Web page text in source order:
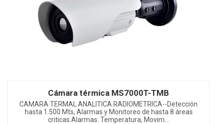
Cámara térmica MS7000T-TMB
CAMARA TERMAL ANALITICA RADIOMETRICA--Detección
hasta 1.500 Mts, Alarmas y Monitoreo de hasta 8 áreas
criticas.Alarmas: Temperatura, Movim...